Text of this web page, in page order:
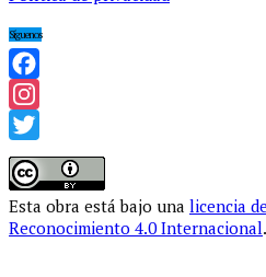
Síguenos
Facebook
Instagram
Twitter
Esta obra está bajo una licencia
Reconocimiento 4.0 Internacional.